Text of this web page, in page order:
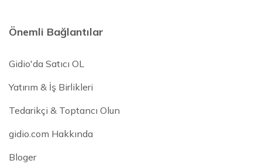
Önemli Bağlantılar
Gidio'da Satıcı OL
Yatırım & İş Birlikleri
Tedarikçi & Toptancı Olun
gidio.com Hakkında
Bloger